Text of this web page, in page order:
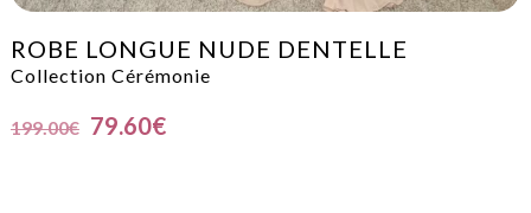
ROBE LONGUE NUDE DENTELLE
Collection Cérémonie
199.00€ 79.60€